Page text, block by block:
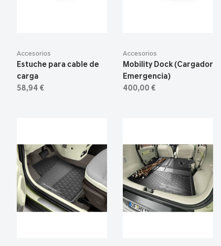
Accesorios
Estuche para cable de
carga
58,94 €
Accesorios
Mobility Dock (Cargador
Emergencia)
400,00 €